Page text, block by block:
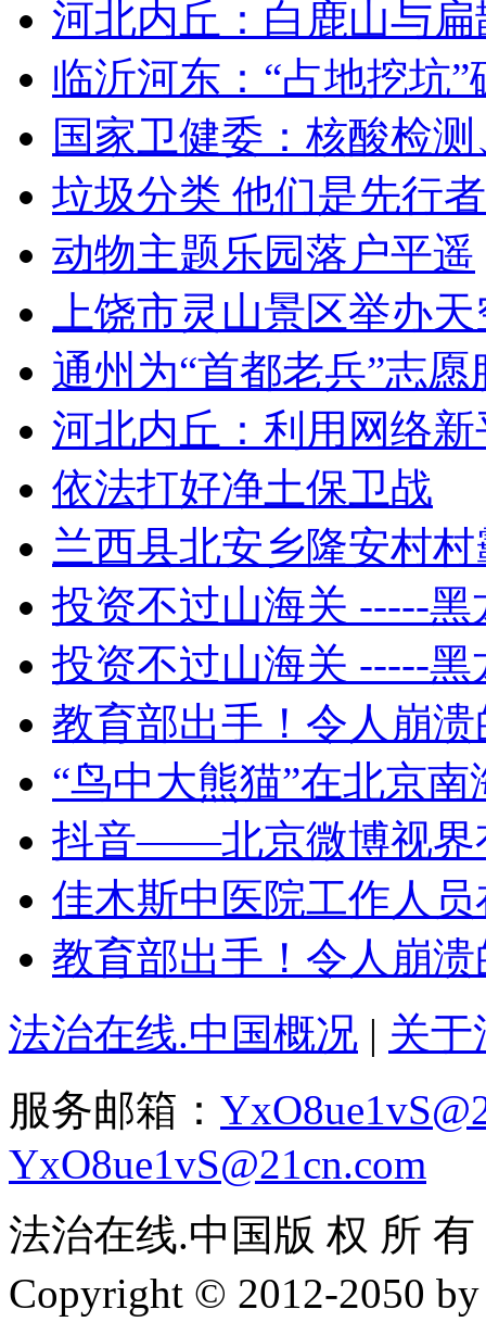
河北内丘：白鹿山与
临沂河东：“占地挖坑
国家卫健委：核酸检
垃圾分类 他们是先行者
动物主题乐园落户平遥
上饶市灵山景区举办
通州为“首都老兵”志
河北内丘：利用网络
依法打好净土保卫战
兰西县北安乡隆安村
投资不过山海关 -----黑
投资不过山海关 -----黑
教育部出手！令人崩溃
“鸟中大熊猫”在北京南
抖音——北京微博视界
佳木斯中医院工作人
教育部出手！令人崩溃
法治在线.中国概况 | 关于
服务邮箱：
YxO8ue1vS@21cn.com
法治在线.中国版 权 所
Copyright © 2012-2050